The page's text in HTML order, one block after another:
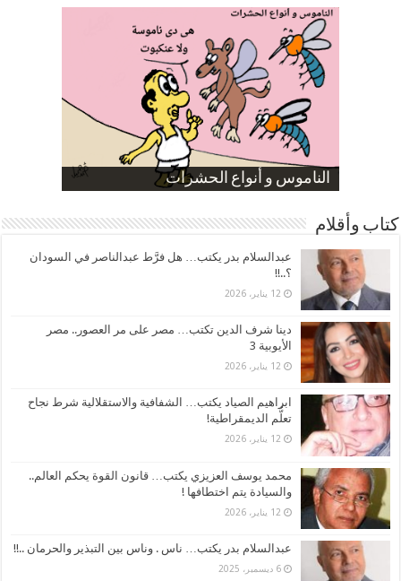
الناموس و أنواع الحشرات
الموظفين بعد ارتفاع الأسعار
ارتفاع نسبة الطلاق في مصر
صورة كاركاتيرية
صورة كاركاتيرية
كتاب وأقلام
عبدالسلام بدر يكتب… هل فرَّط عبدالناصر في السودان
؟..!!
12 يناير، 2026
دينا شرف الدين تكتب… مصر على مر العصور.. مصر
الأيوبية 3
12 يناير، 2026
ابراهيم الصياد يكتب… الشفافية والاستقلالية شرط نجاح
تعلُّم الديمقراطية!
12 يناير، 2026
محمد يوسف العزيزي يكتب… قانون القوة يحكم العالم..
والسيادة يتم اختطافها !
12 يناير، 2026
عبدالسلام بدر يكتب… ناس . وناس بين التبذير والحرمان ..!!
6 ديسمبر، 2025